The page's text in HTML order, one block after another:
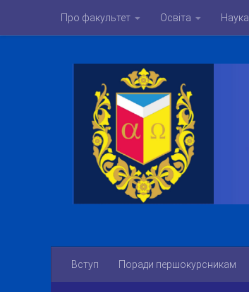
Skip to contentПро факультет Освіта Наука
Вступ Поради першокурсникам